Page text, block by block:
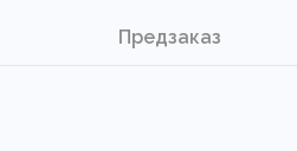
Предзаказ